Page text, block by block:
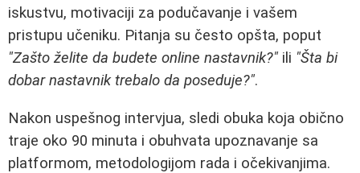
iskustvu, motivaciji za podučavanje i vašem
pristupu učeniku. Pitanja su često opšta, poput
"Zašto želite da budete online nastavnik?" ili "Šta bi
dobar nastavnik trebalo da poseduje?".
Nakon uspešnog intervjua, sledi obuka koja obično
traje oko 90 minuta i obuhvata upoznavanje sa
platformom, metodologijom rada i očekivanjima.